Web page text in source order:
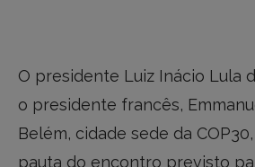
O presidente Luiz Inácio Lula
o presidente francês,
Belém, cidade sede da
pauta do encontro previsto